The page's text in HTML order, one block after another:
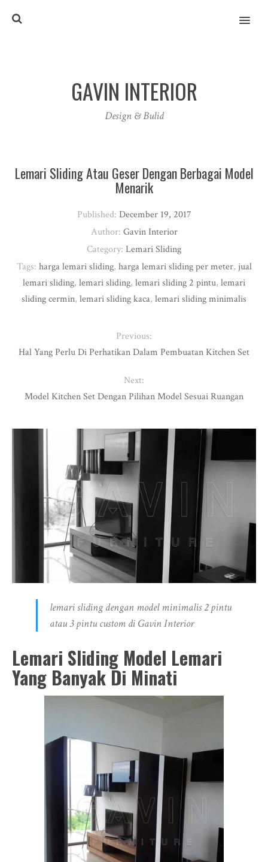
MENU
GAVIN INTERIOR
Design & Bulid
lemari sliding dengan model minimalis 2 pintu
atau 3 pintu custom di Gavin Interior
Lemari Sliding Model Lemari
Yang Banyak Di Minati
Lemari Sliding Atau Geser Dengan Berbagai Model
Menarik
Published: December 19, 2017
Author: Gavin Interior
Category: Lemari Sliding
Tags: harga lemari sliding, harga lemari sliding per meter, jual
lemari sliding, lemari sliding, lemari sliding 2 pintu, lemari
sliding cermin, lemari sliding kaca, lemari sliding minimalis
Previous:
Hal Yang Perlu Di Perhatikan Dalam Pembuatan Kitchen Set
Next:
Model Kitchen Set Dengan Pilihan Model Sesuai Ruangan